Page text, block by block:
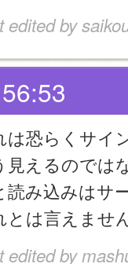
edited by
は恐らくサイ
見えるのでは
読み込みはサ
とは言えませ
edited by